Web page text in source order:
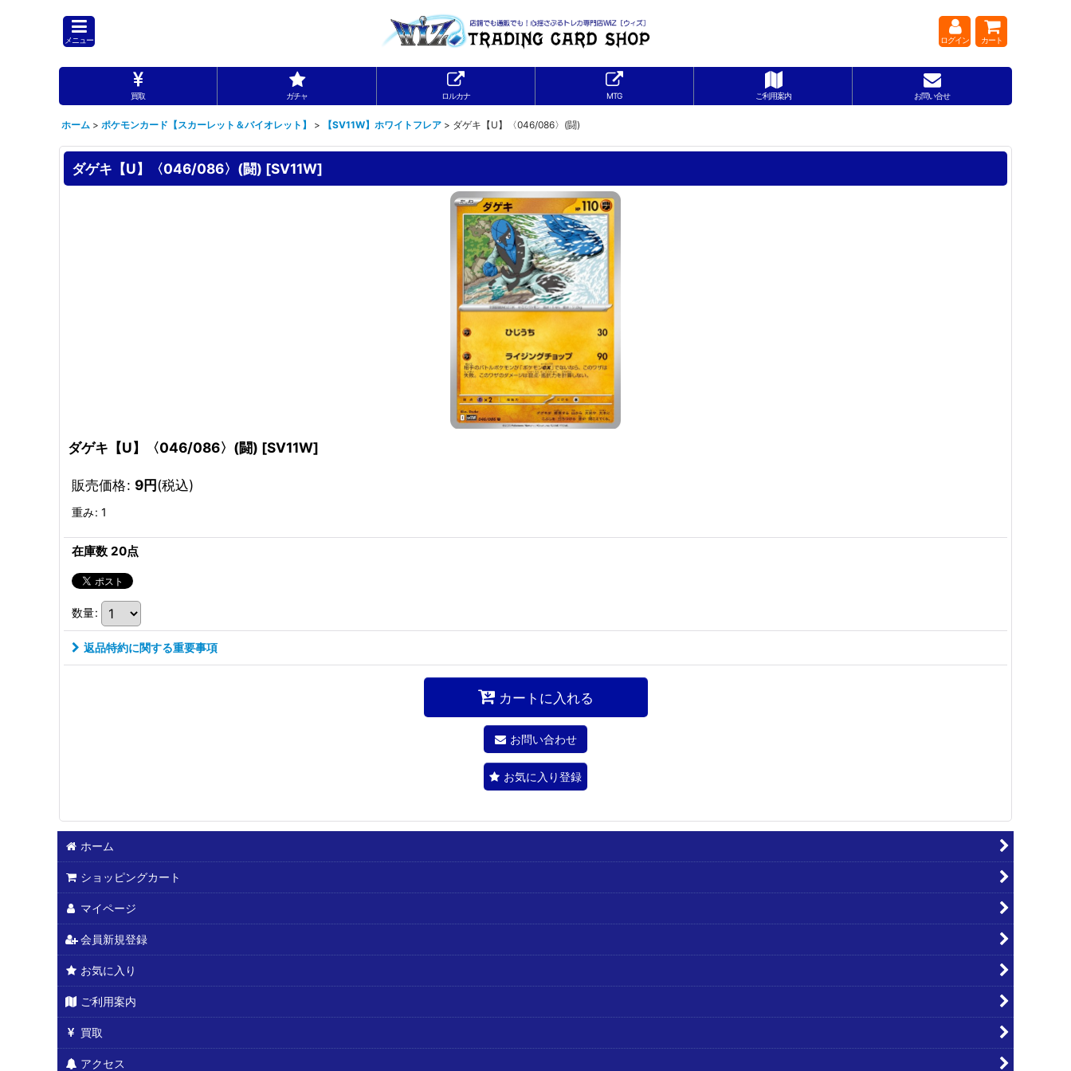
メニュー ログイン カート
買取 ガチャ ロルカナ MTG ご利用案内 お問い合せ
ホーム > ポケモンカード【スカーレット＆バイオレット】 > 【SV11W】ホワイトフレア > ダゲキ【U】〈046/086〉(闘)
ダゲキ【U】〈046/086〉(闘) [SV11W]
ダゲキ【U】〈046/086〉(闘) [SV11W]
販売価格: 9円(税込)
重み: 1
在庫数 20点
数量:
返品特約に関する重要事項
カートに入れる
お問い合わせ
お気に入り登録
ホーム
ショッピングカート
マイページ
会員新規登録
お気に入り
ご利用案内
買取
アクセス